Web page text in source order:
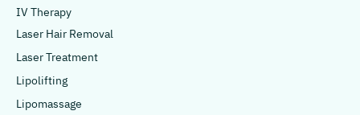
IV Therapy
Laser Hair Removal
Laser Treatment
Lipolifting
Lipomassage